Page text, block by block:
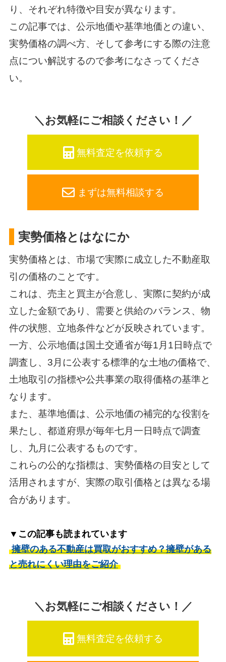
り、それぞれ特徴や目安が異なります。
この記事では、公示地価や基準地価との違い、
実勢価格の調べ方、そして参考にする際の注意
点につい解説するので参考になさってくださ
い。
＼お気軽にご相談ください！／
無料査定を依頼する
まずは無料相談する
実勢価格とはなにか
実勢価格とは、市場で実際に成立した不動産取
引の価格のことです。
これは、売主と買主が合意し、実際に契約が成
立した金額であり、需要と供給のバランス、物
件の状態、立地条件などが反映されています。
一方、公示地価は国土交通省が毎1月1日時点で
調査し、3月に公表する標準的な土地の価格で、
土地取引の指標や公共事業の取得価格の基準と
なります。
また、基準地価は、公示地価の補完的な役割を
果たし、都道府県が毎年七月一日時点で調査
し、九月に公表するものです。
これらの公的な指標は、実勢価格の目安として
活用されますが、実際の取引価格とは異なる場
合があります。
▼この記事も読まれています
擁壁のある不動産は買取がおすすめ？擁壁がある
と売れにくい理由をご紹介
＼お気軽にご相談ください！／
無料査定を依頼する